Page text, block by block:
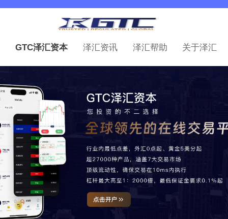
GTC泽汇资本 泽汇资讯 泽汇帮助 关于泽汇